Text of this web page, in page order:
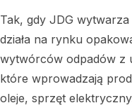
Tak, gdy JDG
działa na rynku
wytwórców odpadów z
które wprowadzają
oleje, sprzęt